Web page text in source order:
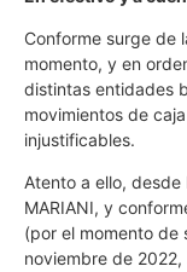
Conforme surge de
momento, y en
distintas entidades
movimientos de
injustificables.
Atento a ello,
MARIANI, y
(por el momento de
noviembre de